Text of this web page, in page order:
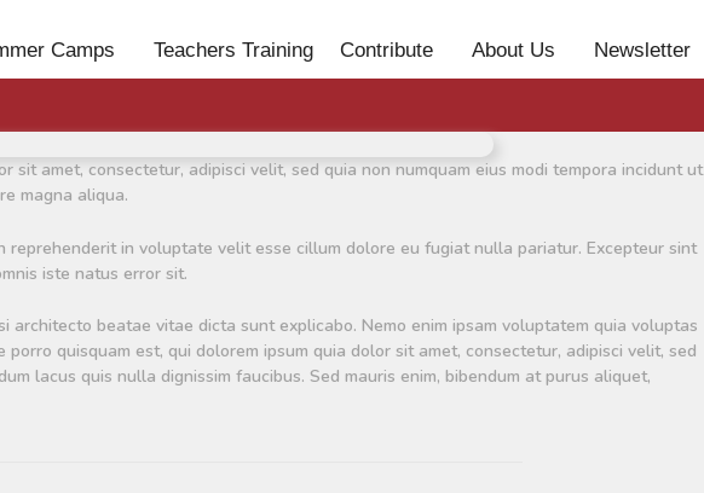
Camps Teachers Training Contribute About Us Newsletter
amet, consectetur, adipisci velit, sed quia non numquam eius modi tempora incidunt ut
magna aliqua.
in voluptate velit esse cillum dolore eu fugiat nulla pariatur. Excepteur sint
iste natus error sit.
beatae vitae dicta sunt explicabo. Nemo enim ipsam voluptatem quia voluptas
quisquam est, qui dolorem ipsum quia dolor sit amet, consectetur, adipisci velit, sed
lacus quis nulla dignissim faucibus. Sed mauris enim, bibendum at purus aliquet,